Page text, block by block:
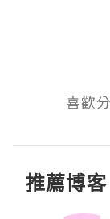
喜歡
推薦博客